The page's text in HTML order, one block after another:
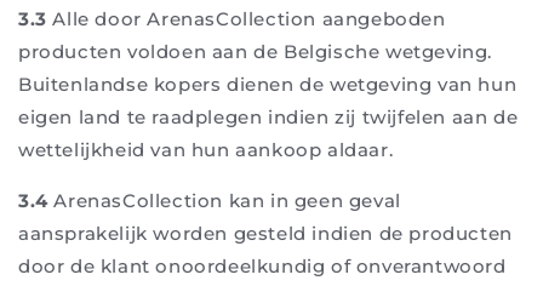
3.3 Alle door ArenasCollection aangeboden
producten voldoen aan de Belgische wetgeving.
Buitenlandse kopers dienen de wetgeving van hun
eigen land te raadplegen indien zij twijfelen aan de
wettelijkheid van hun aankoop aldaar.
3.4ArenasCollection kan in geen geval
aansprakelijk worden gesteld indien de producten
door de klant onoordeelkundig of onverantwoord